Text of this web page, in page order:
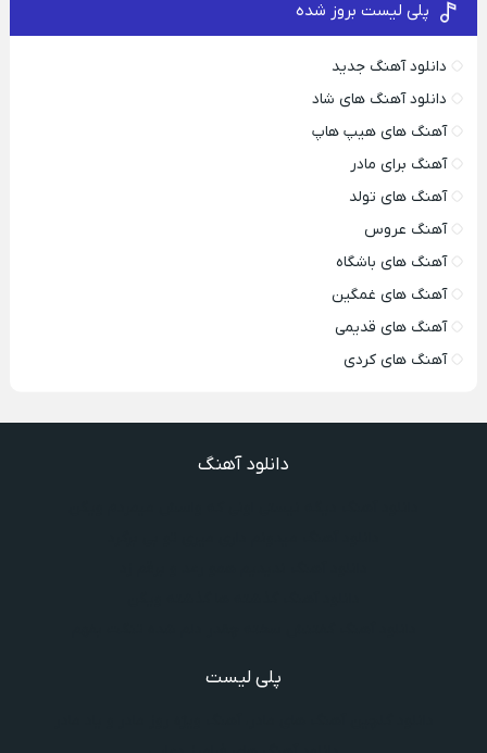
پلی لیست بروز شده
دانلود آهنگ جدید
دانلود آهنگ های شاد
آهنگ های هیپ هاپ
آهنگ برای مادر
آهنگ های تولد
آهنگ عروس
آهنگ های باشگاه
آهنگ های غمگین
آهنگ های قدیمی
آهنگ های کردی
دانلود آهنگ
پلی لیست